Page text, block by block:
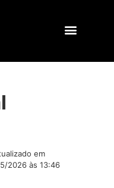
em
2026 às 13:46